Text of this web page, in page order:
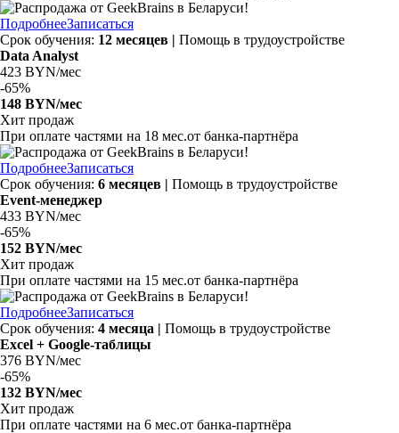
ПодробнееЗаписаться
Срок обучения: 12 месяцев | Помощь в трудоустройстве
Data Analyst
423 BYN/мес
-65%
148 BYN/мес
Хит продаж
При оплате частями на 18 мес.от банка-партнёра
ПодробнееЗаписаться
Срок обучения: 6 месяцев | Помощь в трудоустройстве
Event-менеджер
433 BYN/мес
-65%
152 BYN/мес
Хит продаж
При оплате частями на 15 мес.от банка-партнёра
ПодробнееЗаписаться
Срок обучения: 4 месяца | Помощь в трудоустройстве
Excel + Google-таблицы
376 BYN/мес
-65%
132 BYN/мес
Хит продаж
При оплате частями на 6 мес.от банка-партнёра